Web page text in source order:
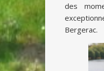
des
Bergerac.